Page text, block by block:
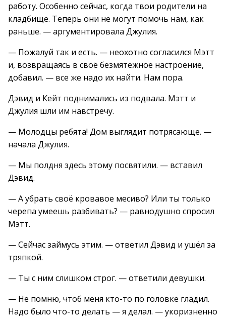
работу. Особенно сейчас, когда твои родители на
кладбище. Теперь они не могут помочь нам, как
раньше. — аргументировала Джулия.
— Пожалуй так и есть. — неохотно согласился Мэтт
и, возвращаясь в своё безмятежное настроение,
добавил. — все же надо их найти. Нам пора.
Дэвид и Кейт поднимались из подвала. Мэтт и
Джулия шли им навстречу.
— Молодцы ребята! Дом выглядит потрясающе. —
начала Джулия.
— Мы полдня здесь этому посвятили. — вставил
Дэвид.
— А убрать своё кровавое месиво? Или ты только
черепа умеешь разбивать? — равнодушно спросил
Мэтт.
— Сейчас займусь этим. — ответил Дэвид и ушёл за
тряпкой.
— Ты с ним слишком строг. — ответили девушки.
— Не помню, чтоб меня кто-то по головке гладил.
Надо было что-то делать — я делал. — укоризненно